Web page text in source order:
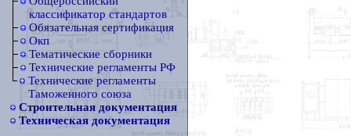
классификатор стандартов
Обязательная сертификация
Окп
Тематические сборники
Технические регламенты РФ
Технические регламенты
Таможенного союза
Строительная документация
Техническая документация